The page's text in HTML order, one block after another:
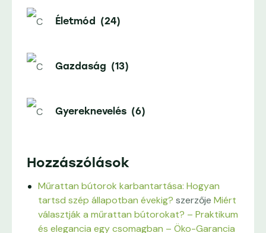
Életmód (24)
Gazdaság (13)
Gyereknevelés (6)
Hozzászólások
Műrattan bútorok karbantartása: Hogyan
tartsd szép állapotban évekig? szerzőjeMiért
választják a műrattan bútorokat? – Praktikum
és elegancia egy csomagban – Öko-Garancia